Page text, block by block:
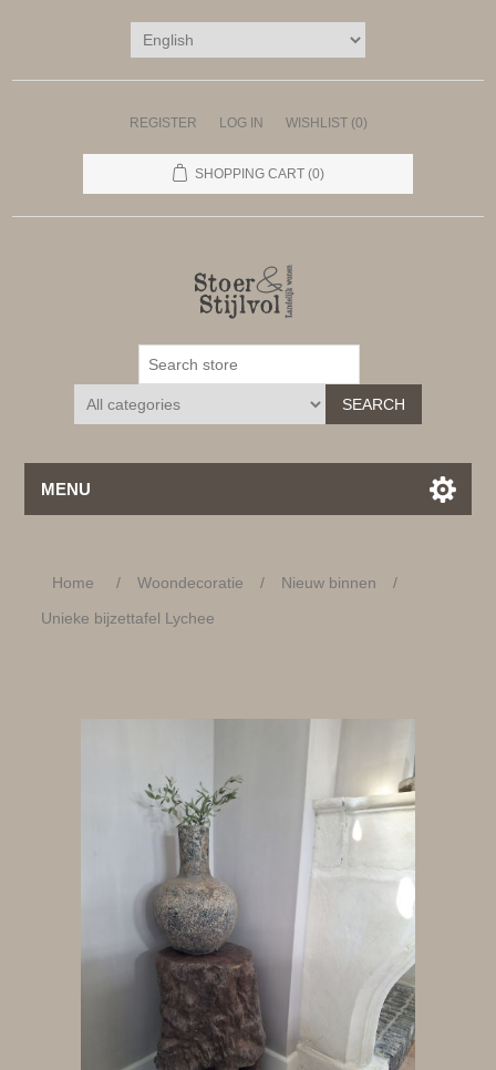
REGISTER LOG IN WISHLIST (0)
SHOPPING CART (0)
SEARCH
MENU
Home / Woondecoratie / Nieuw binnen
/
Unieke bijzettafel Lychee